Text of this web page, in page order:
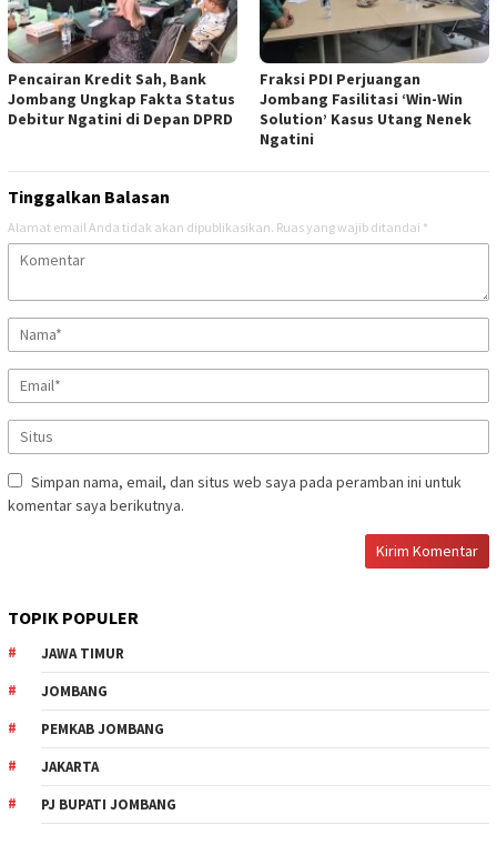
Pencairan Kredit Sah, Bank
Jombang Ungkap Fakta Status
Debitur Ngatini di Depan DPRD
Fraksi PDI Perjuangan
Jombang Fasilitasi ‘Win-Win
Solution’ Kasus Utang Nenek
Ngatini
Tinggalkan Balasan
Alamat email Anda tidak akan dipublikasikan. Ruas yang wajib ditandai *
Simpan nama, email, dan situs web saya pada peramban ini untuk
komentar saya berikutnya.
TOPIK POPULER
JAWA TIMUR
JOMBANG
PEMKAB JOMBANG
JAKARTA
PJ BUPATI JOMBANG